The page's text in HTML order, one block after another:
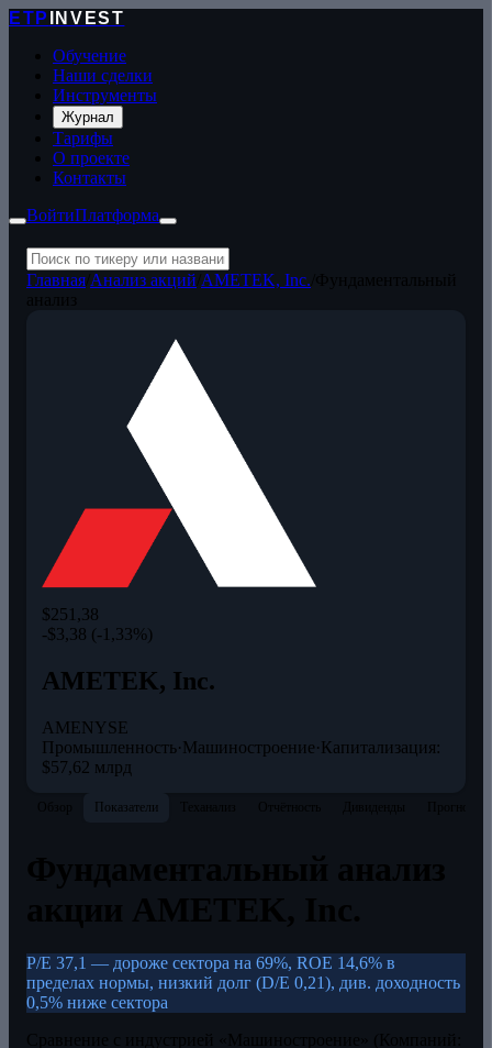
ETP
INVEST
Обучение
Наши сделки
Инструменты
Журнал
Тарифы
О проекте
Контакты
ВойтиПлатформа
Главная Анализ акций AMETEK, Inc.
$251,38
-$3,38 (-1,33%)
AMETEK, Inc.
AMENYSE
Промышленность·Машиностроение·Капитализация:
$57,62 млрд
Показатели
P/E 37,1 — дороже сектора на 69%, ROE 14,6% в
пределах нормы, низкий долг (D/E 0,21), див. доходность
0,5% ниже сектора